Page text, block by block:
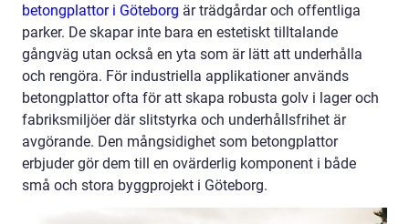
betongplattor i Göteborg är trädgårdar och offentliga
parker. De skapar inte bara en estetiskt tilltalande
gångväg utan också en yta som är lätt att underhålla
och rengöra. För industriella applikationer används
betongplattor ofta för att skapa robusta golv i lager och
fabriksmiljöer där slitstyrka och underhållsfrihet är
avgörande. Den mångsidighet som betongplattor
erbjuder gör dem till en ovärderlig komponent i både
små och stora byggprojekt i Göteborg.